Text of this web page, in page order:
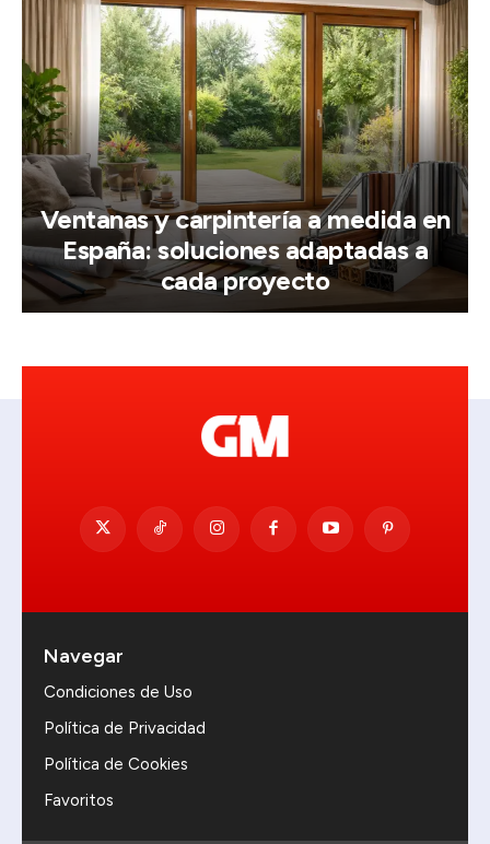
Ventanas y carpintería a medida en
España: soluciones adaptadas a
cada proyecto
Navegar
Condiciones de Uso
Política de Privacidad
Política de Cookies
Favoritos